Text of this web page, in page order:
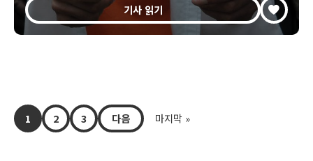
기사 읽기
1 2 3 다음 마지막 »